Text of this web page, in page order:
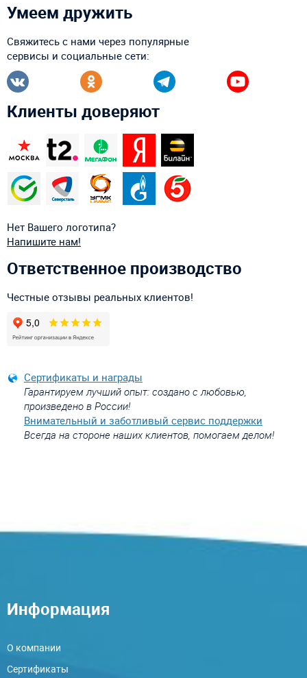
Умеем дружить
Свяжитесь с нами через популярные
сервисы и социальные сети:
Клиенты доверяют
Нет Вашего логотипа?
Напишите нам!
Ответственное производство
Честные отзывы реальных клиентов!
Сертификаты и награды
Гарантируем лучший опыт: создано с любовью,
произведено в России!
Внимательный и заботливый сервис поддержки
Всегда на стороне наших клиентов, помогаем делом!
Информация
О компании
Сертификаты